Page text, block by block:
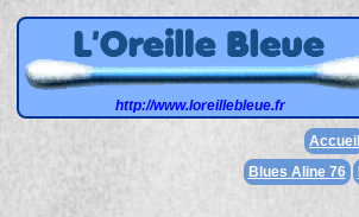
http://www.loreillebleue.fr
Accueil
Blues Aline 76